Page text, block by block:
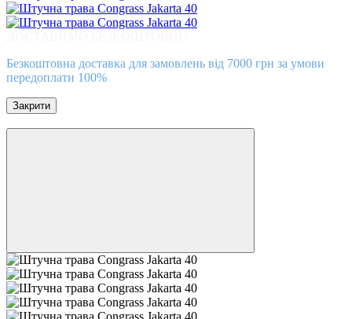
Безкоштовна доставка для замовлень від 7000 грн за умови
передоплати 100%
Закрити